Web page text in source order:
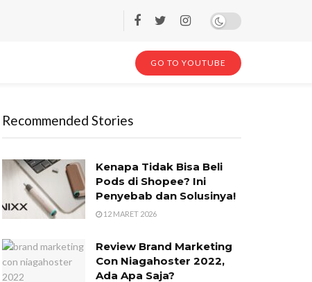
GO TO YOUTUBE
Recommended Stories
Kenapa Tidak Bisa Beli
Pods di Shopee? Ini
Penyebab dan Solusinya!
12 MARET 2026
Review Brand Marketing
Con Niagahoster 2022,
Ada Apa Saja?